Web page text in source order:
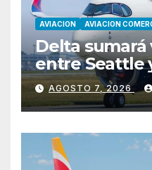
AVIACION AVIACION
Delta
entre Seattle
desde marzo
AGOSTO 7, 2026